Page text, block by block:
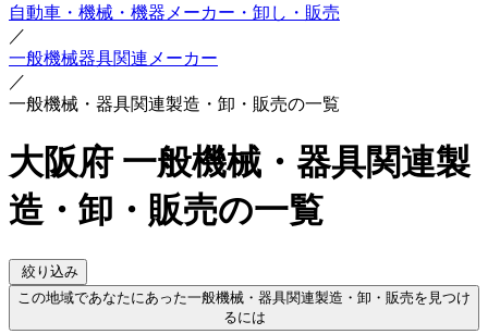
自動車・機械・機器メーカー・卸し・販売
／
一般機械器具関連メーカー
／
一般機械・器具関連製造・卸・販売の一覧
大阪府 一般機械・器具関連製
造・卸・販売の一覧
絞り込み
この地域であなたにあった一般機械・器具関連製造・卸・販売を見つけ
るには